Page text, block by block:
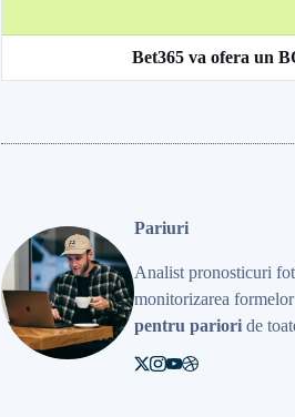
Bet365 va ofera un
Pariuri
Analist pronosticuri
monitorizarea
pentru pariori de